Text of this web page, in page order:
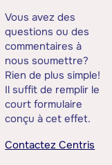
Vous avez des
questions ou des
commentaires à
nous soumettre?
Rien de plus simple!
Il suffit de remplir le
court formulaire
conçu à cet effet.
Contactez Centris